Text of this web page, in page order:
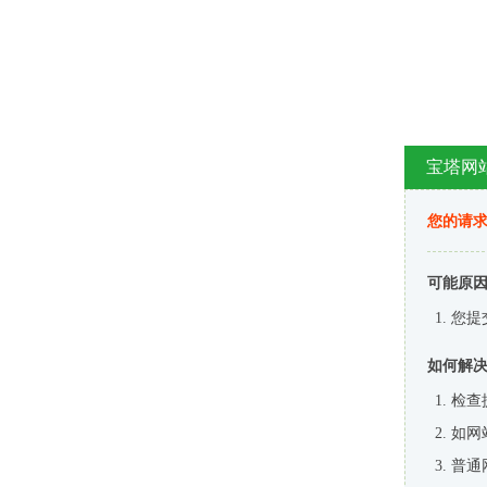
宝塔网
您的请
可能原
您提
如何解
检查
如网
普通